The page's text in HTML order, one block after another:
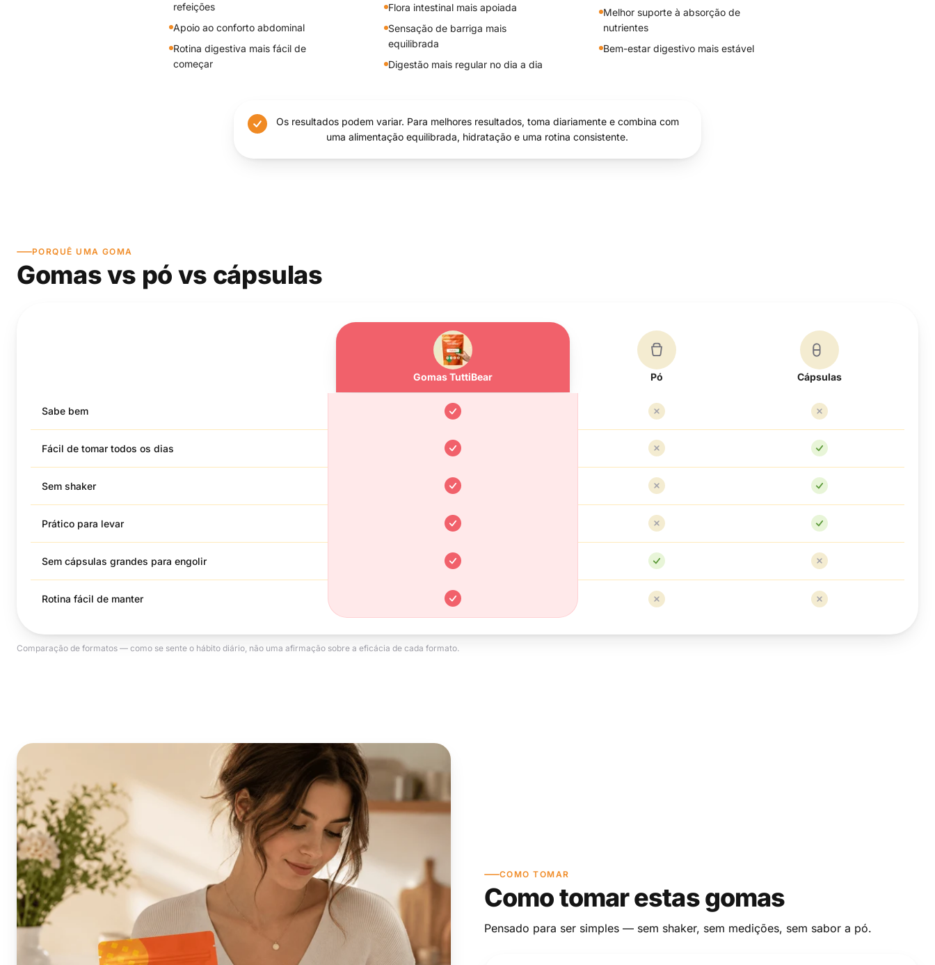
refeições
Apoio ao conforto abdominal
Rotina digestiva mais fácil de
começar
Flora intestinal mais apoiada
Sensação de barriga mais
equilibrada
Digestão mais regular no dia a dia
Melhor suporte à absorção de
nutrientes
Bem-estar digestivo mais estável
Os resultados podem variar. Para melhores resultados, toma diariamente e combina com
uma alimentação equilibrada, hidratação e uma rotina consistente.
PORQUÊ UMA GOMA
Gomas vs pó vs cápsulas
Gomas TuttiBear Pó Cápsulas
Sabe bem
Sim Não Não
Fácil de tomar todos os dias Sim Não Sim
Sem shaker Sim Não Sim
Prático para levar Sim Não Sim
Sem cápsulas grandes para engolir Sim Sim Não
Rotina fácil de manter Sim Não Não
Comparação de formatos — como se sente o hábito diário, não uma afirmação sobre a eficácia de cada formato.
COMO TOMAR
Como tomar estas gomas
Pensado para ser simples — sem shaker, sem medições, sem sabor a pó.